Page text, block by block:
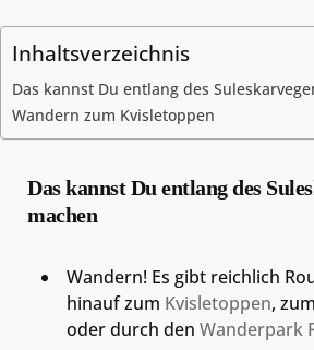
Inhaltsverzeichnis
Das kannst Du entlang des
Wandern zum Kvisletoppen
Das kannst Du entlang des
machen
Wandern! Es gibt reichlich
hinauf zum Kvisletoppen, zum
oder durch den Wanderpark